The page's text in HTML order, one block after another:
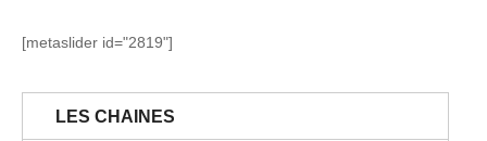
[metaslider id="2819"]
LES CHAINES